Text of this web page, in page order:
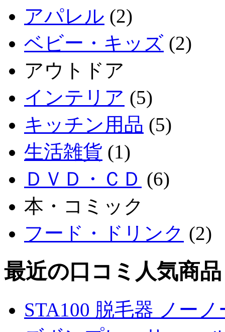
アパレル (2)
ベビー・キッズ (2)
アウトドア
インテリア (5)
キッチン用品 (5)
生活雑貨 (1)
ＤＶＤ・ＣＤ (6)
本・コミック
フード・ドリンク (2)
最近の口コミ人気商品
STA100 脱毛器 ノー